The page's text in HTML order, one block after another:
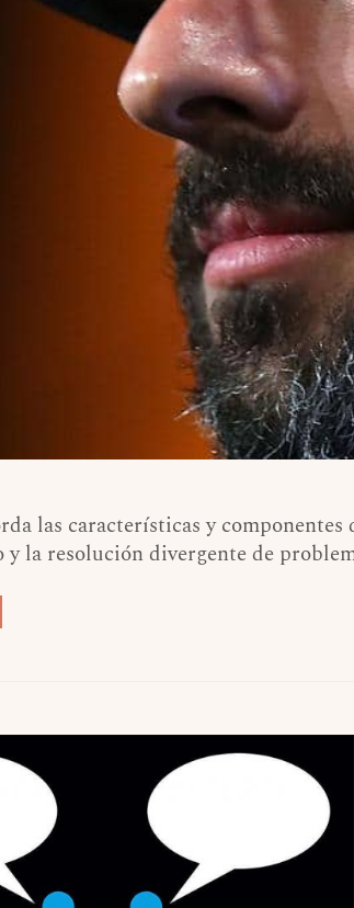
las características y
y la resolución divergente de